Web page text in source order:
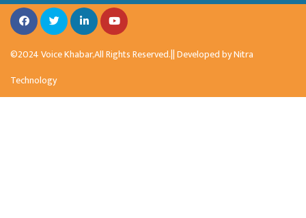
©2024 Voice Khabar,All Rights Reserved.|| Developed byNitra
Technology